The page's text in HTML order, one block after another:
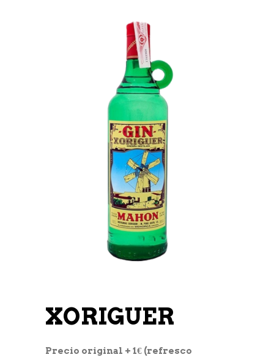
XORIGUER
Precio original + 1€ (refresco